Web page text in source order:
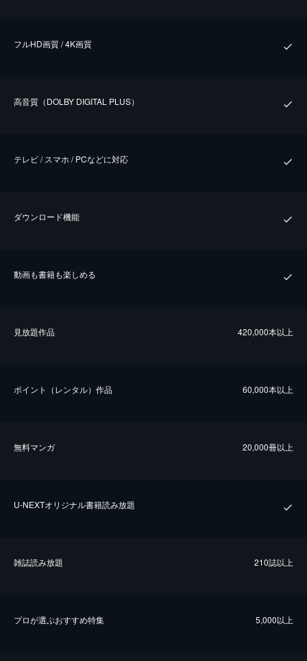
フルHD画質 / 4K画質
⾼⾳質（DOLBY DIGITAL PLUS）
テレビ / スマホ / PCなどに対応
ダウンロード機能
動画も書籍も楽しめる
⾒放題作品 420,000本以上
ポイント（レンタル）作品 60,000本以上
無料マンガ 20,000冊以上
U-NEXTオリジナル書籍読み放題
雑誌読み放題 210誌以上
プロが選ぶおすすめ特集 5,000以上